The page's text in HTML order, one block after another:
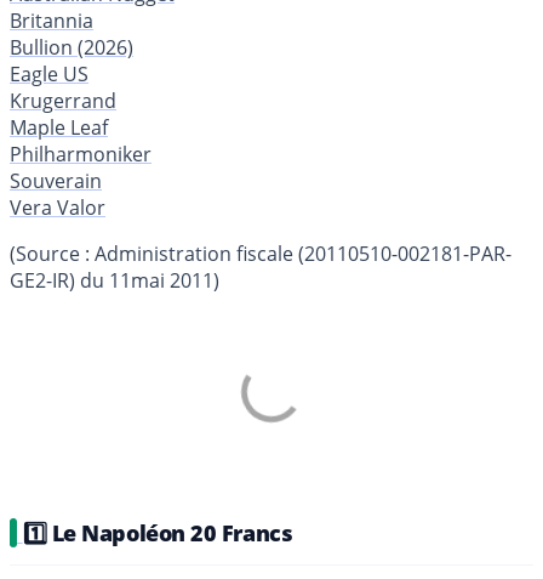
Britannia
Bullion (2026)
Eagle US
Krugerrand
Maple Leaf
Philharmoniker
Souverain
Vera Valor
(Source : Administration fiscale (20110510-002181-PAR-
GE2-IR) du 11mai 2011)
1️⃣ Le Napoléon 20 Francs